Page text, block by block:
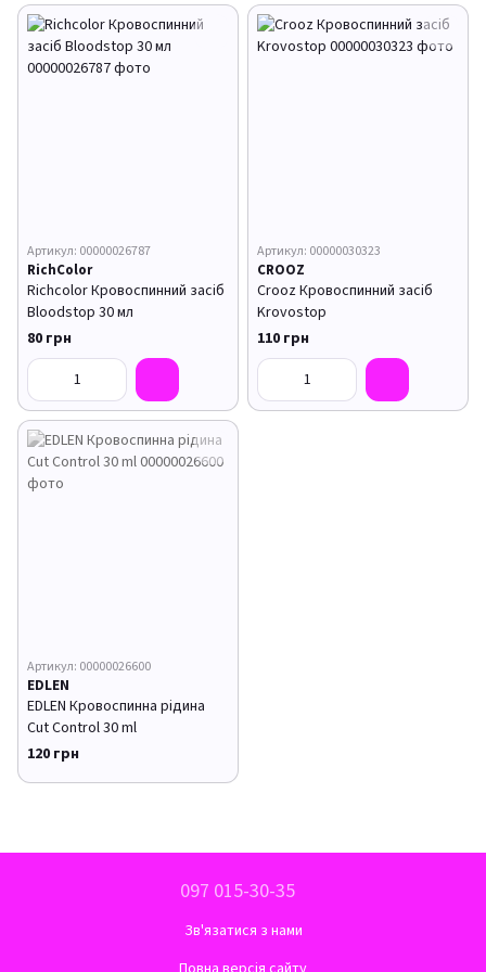
Артикул: 00000026787
RichСolor
Richcolor Кровоспинний засіб
Bloodstop 30 мл
80 грн
Артикул: 00000030323
CROOZ
Crooz Кровоспинний засіб
Krovostop
110 грн
Артикул: 00000026600
EDLEN
EDLEN Кровоспинна рідина
Cut Control 30 ml
120 грн
097 015-30-35
Зв'язатися з нами